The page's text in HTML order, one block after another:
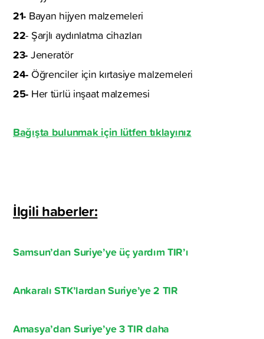
21- Bayan hijyen malzemeleri
22- Şarjlı aydınlatma cihazları
23- Jeneratör
24- Öğrenciler için kırtasiye malzemeleri
25- Her türlü inşaat malzemesi
Bağışta bulunmak için lütfen tıklayınız
İlgili haberler:
Samsun’dan Suriye’ye üç yardım TIR’ı
Ankaralı STK’lardan Suriye’ye 2 TIR
Amasya’dan Suriye’ye 3 TIR daha